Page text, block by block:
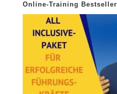
Online-Training Bestseller